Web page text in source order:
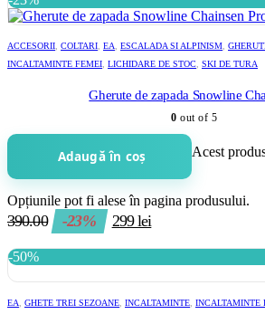
ACCESORII COLTARI EA ESCALADA SI ALPINISM
INCALTAMINTE FEMEI LICHIDARE DE STOC SKI DE TURA
Gherute de zapada Snowline
0 out of 5
Adaugă în coș Acest
Opțiunile pot fi alese în pagina produsului.
390.00 -23% 299lei
-50%
EA GHETE TREI SEZOANE INCALTAMINTE INCALTAMINTE